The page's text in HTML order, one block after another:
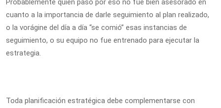
cuanto a la importancia de darle seguimiento al plan realizado,
o la vorágine del día a día “se comió” esas instancias de
seguimiento, o su equipo no fue entrenado para ejecutar la
estrategia.
Toda planificación estratégica debe complementarse con